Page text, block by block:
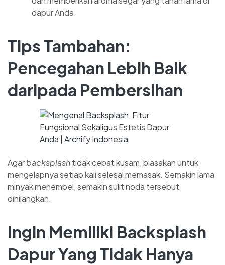
dapur Anda.
Tips Tambahan:
Pencegahan Lebih Baik
daripada Pembersihan
Agarbacksplashtidak cepat kusam, biasakan untuk
mengelapnya setiap kali selesai memasak. Semakin lama
minyak menempel, semakin sulit noda tersebut
dihilangkan.
Ingin Memiliki Backsplash
Dapur Yang Tidak Hanya